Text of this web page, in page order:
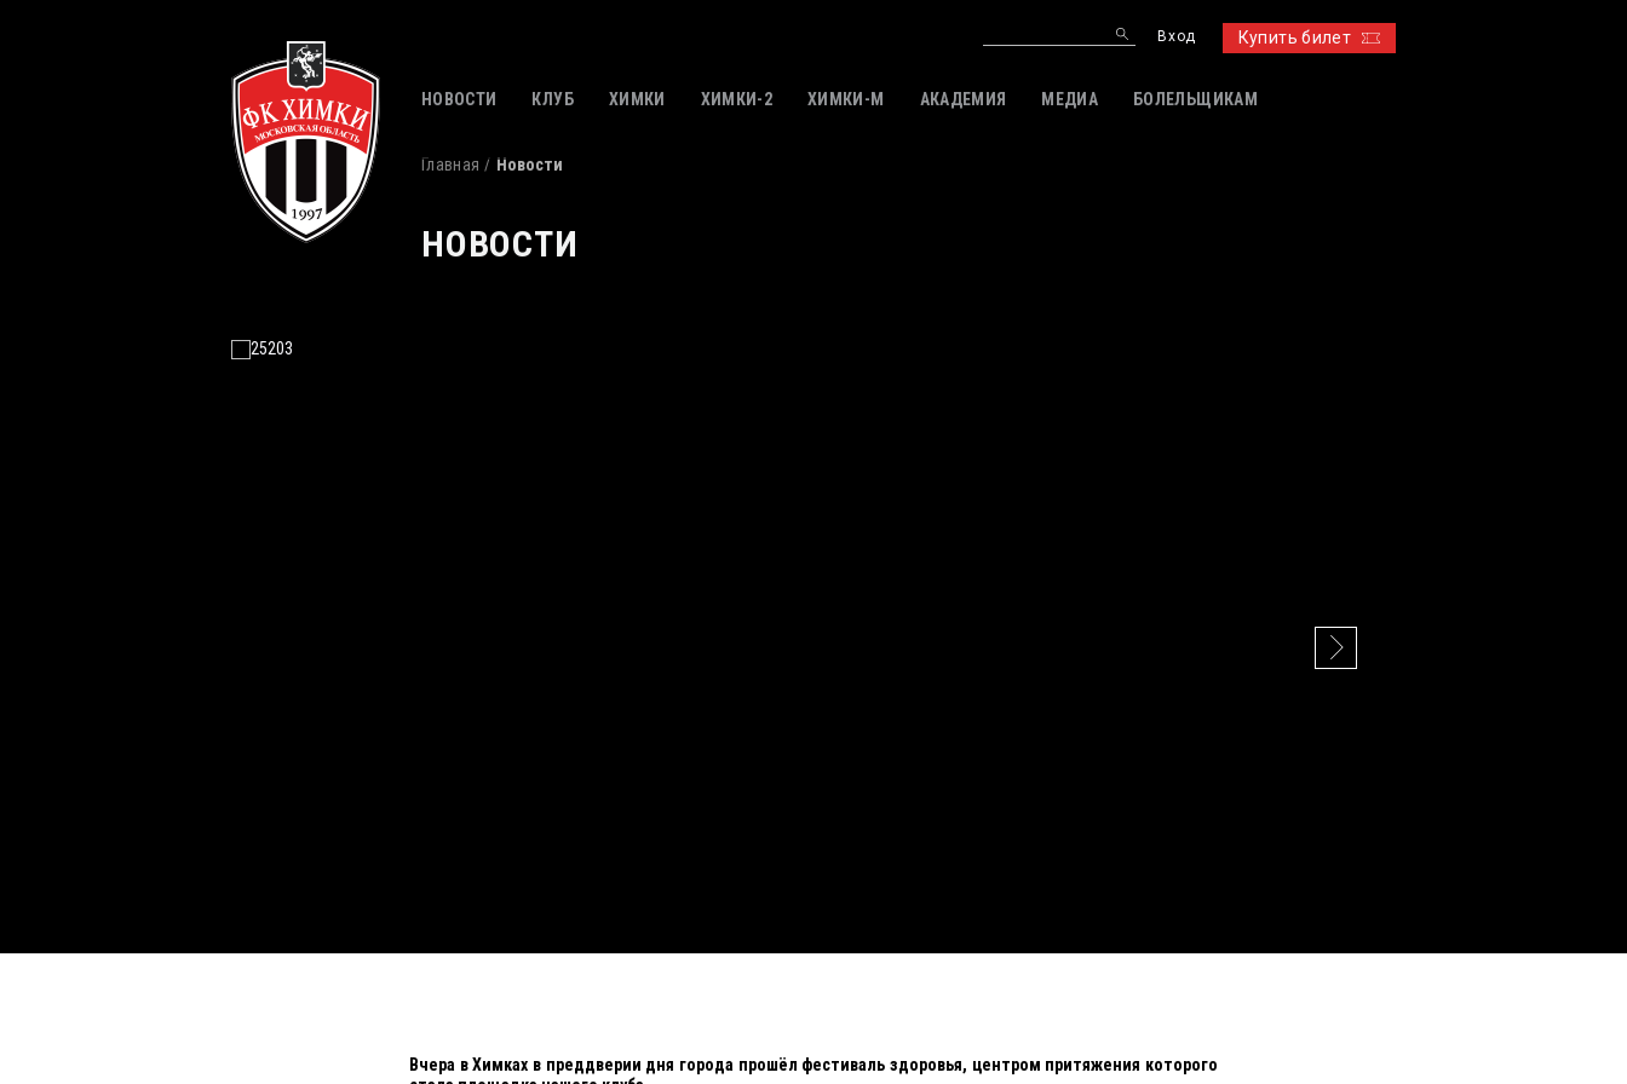
Купить билет
Вход
НОВОСТИ КЛУБ ХИМКИ ХИМКИ-2 ХИМКИ-M АКАДЕМИЯ МЕДИА БОЛЕЛЬЩИКАМ
Главная Новости
НОВОСТИ
Вчера в Химках в преддверии дня города прошёл фестиваль здоровья, центром притяжения которого